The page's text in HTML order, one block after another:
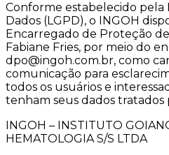
Conforme estabelecido pela
Dados (LGPD), o INGOH
Encarregado de Proteção de
Fabiane Fries, por meio do
dpo@ingoh.com.br, como
comunicação para
todos os usuários e
tenham seus dados tratados
INGOH – INSTITUTO
HEMATOLOGIA S/S LTDA